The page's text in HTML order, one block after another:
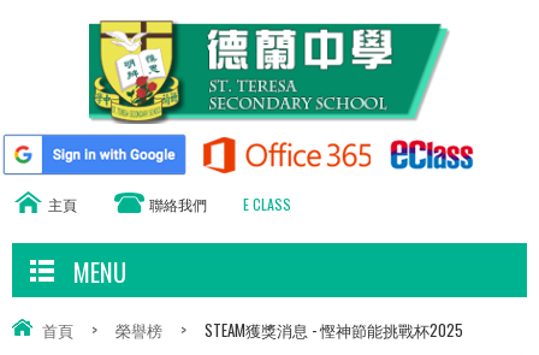
主頁 聯絡我們 E CLASS
MENU
首頁 > 榮譽榜 > STEAM獲獎消息 - 慳神節能挑戰杯2025